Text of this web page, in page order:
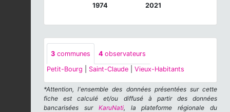
1974 2021
3 communes 4 observateurs
Petit-Bourg
Saint-Claude Vieux-Habitants
*Attention, l'ensemble des données présentées sur cette
fiche est calculé et/ou diffusé à partir des données
bancarisées sur KaruNati, la plateforme régionale du